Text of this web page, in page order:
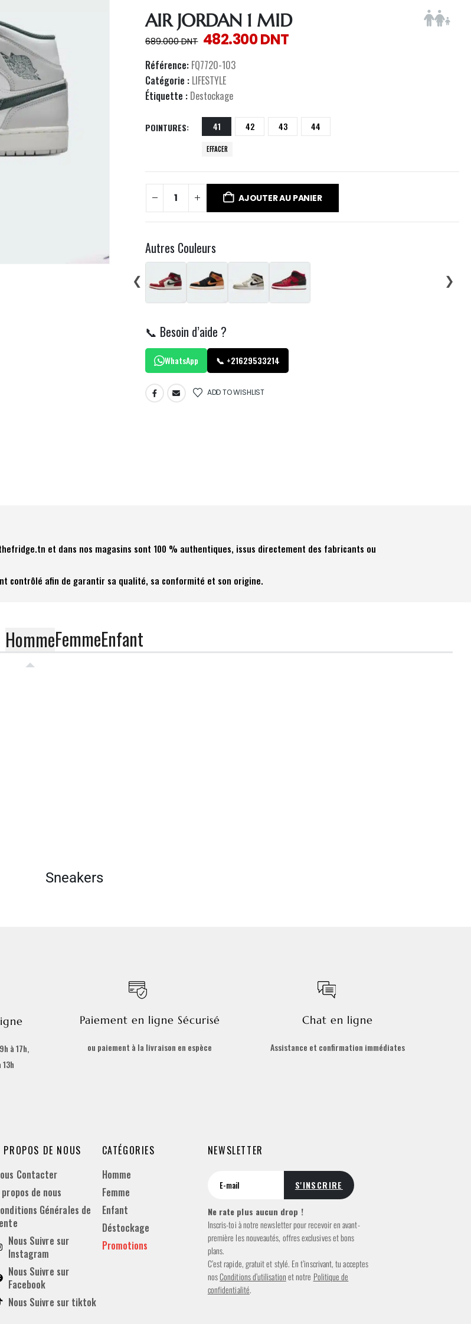
AIR JORDAN 1 MID
689.000DNT 482.300DNT
Référence: FQ7720-103
Catégorie : LIFESTYLE
Étiquette : Destockage
POINTURES 41 42 43 44
EFFACER
AJOUTER AU PANIER
Autres Couleurs
❮
❯
📞 Besoin d’aide ?
WhatsApp 📞 +21629533214
ADD TO WISHLIST
et dans nos magasins sont 100 % authentiques, issus directement des fabricants ou
contrôlé afin de garantir sa qualité, sa conformité et son origine.
HommeFemmeEnfant
Sneakers
à 17h,
Paiement en ligne Sécurisé
ou paiement à la livraison en espèce
Chat en ligne
Assistance et confirmation immédiates
PROPOS DE NOUS
Contacter
propos de nous
Générales de
Nous Suivre sur
Instagram
Nous Suivre sur
Facebook
Nous Suivre sur tiktok
CATÉGORIES
Homme
Femme
Enfant
Déstockage
Promotions
NEWSLETTER
Ne rate plus aucun drop !
Inscris-toi à notre newsletter pour recevoir en avant-
première les nouveautés, offres exclusives et bons
plans.
C’est rapide, gratuit et stylé. En t’inscrivant, tu acceptes
nosConditions d’utilisationet notre Politique de
confidentialité.